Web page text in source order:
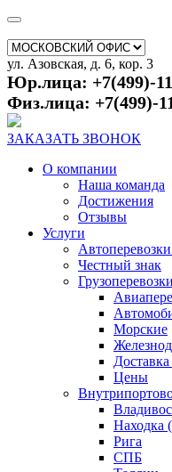
ул. Азовская, д. 6, кор. 3
Юр.лица: +7(499)-
Физ.лица: +7(499)-
ЗАКАЗАТЬ ЗВОНОК
О компании
Наша команда
Достижения
Отзывы
Услуги
Честный знак
Грузоперевозки
Морские
Цены
Находка
Рига
СПБ